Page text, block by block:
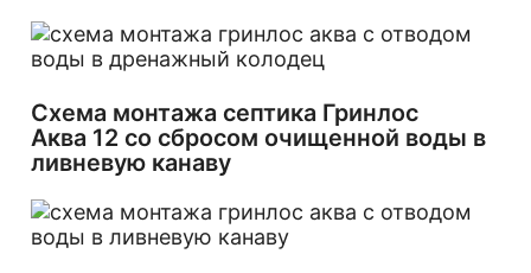
Схема монтажа септика Гринлос
Аква 12 со сбросом очищенной воды в
ливневую канаву